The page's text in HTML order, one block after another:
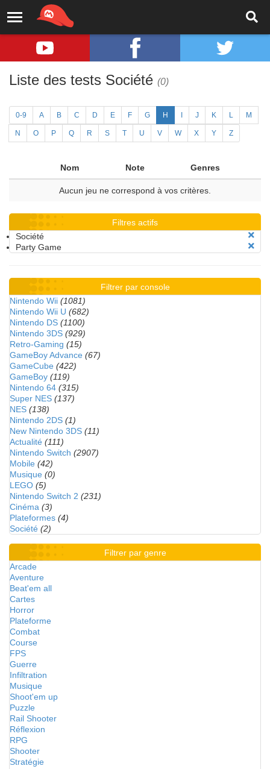
Liste des tests Société (0)
0-9 A B C D E F G H J K L M
N O P Q R S T U V W X Y Z
Nom Note Genres
Aucun jeu ne correspond à vos critères.
Filtres actifs
Société
Party Game
Filtrer par console
Nintendo Wii (1081)
Nintendo Wii U (682)
Nintendo DS (1100)
Nintendo 3DS (929)
Retro-Gaming (15)
GameBoy Advance (67)
GameCube (422)
GameBoy (119)
Nintendo 64 (315)
Super NES (137)
NES (138)
Nintendo 2DS (1)
New Nintendo 3DS (11)
Actualité (111)
Nintendo Switch (2907)
Mobile (42)
Musique (0)
LEGO (5)
Nintendo Switch 2 (231)
Cinéma (3)
Plateformes (4)
Société (2)
Filtrer par genre
Arcade
Aventure
Beat'em all
Cartes
Horror
Plateforme
Combat
Course
FPS
Guerre
Infiltration
Musique
Shoot'em up
Puzzle
Rail Shooter
Réflexion
RPG
Shooter
Stratégie